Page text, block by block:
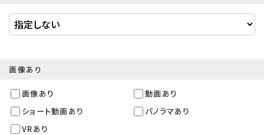
画像あり
画像あり
動画あり
ショート動画あり
パノラマあり
VRあり